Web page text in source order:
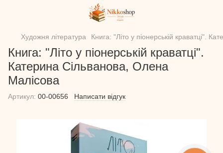
Художня література Книга: "Літо у піонерській краватці".
Книга: "Літо у піонерській краватці".
Катерина Сільванова, Олена
Малісова
Артикул: 00-00656 Написати відгук